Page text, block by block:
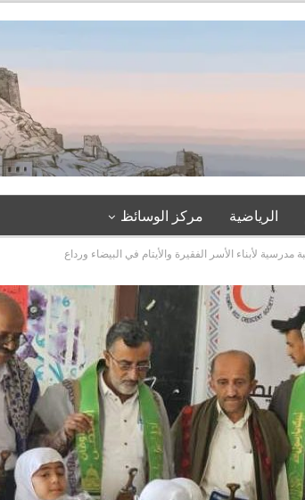
الرياضية مركز الوسائظ